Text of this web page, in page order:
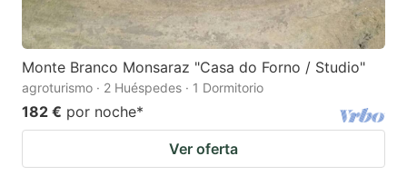
Monte Branco Monsaraz "Casa do Forno / Studio"
agroturismo · 2 Huéspedes · 1 Dormitorio
182 € por noche*
Ver oferta